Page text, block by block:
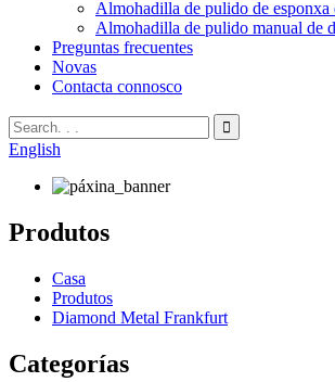
Almohadilla de pulido de esponxa
Almohadilla de pulido manual de
Preguntas frecuentes
Novas
Contacta connosco
English
Produtos
Casa
Produtos
Diamond Metal Frankfurt
Categorías